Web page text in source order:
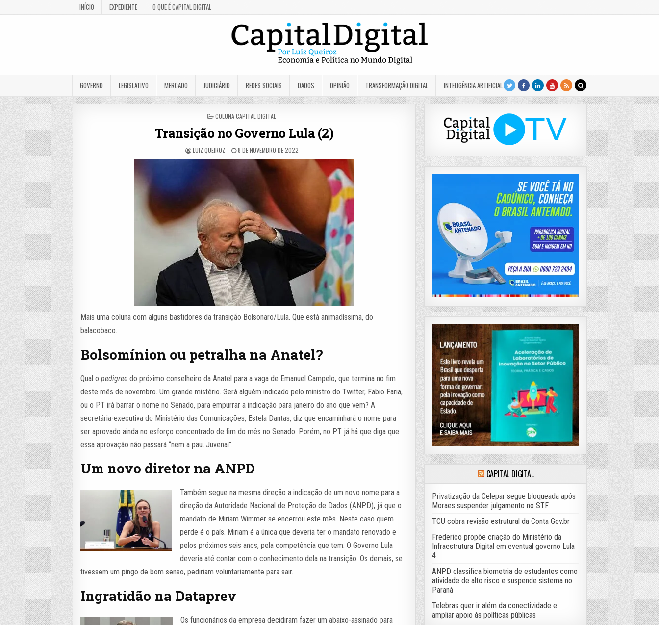
INÍCIO EXPEDIENTE O QUE É CAPITAL DIGITAL
GOVERNO LEGISLATIVO MERCADO JUDICIÁRIO REDES SOCIAIS DADOS OPINIÃO TRANSFORMAÇÃO DIGITAL INTELIGÊNCIA ARTIFICIAL
POSTED
COLUNA CAPITAL DIGITAL
Transição no Governo Lula (2)
LUIZ QUEIROZ 8 DE NOVEMBRO DE 2022
Mais uma coluna com alguns bastidores da transição Bolsonaro/Lula. Que está animadíssima, do
balacobaco.
Bolsomínion ou petralha na Anatel?
Qual opedigree do próximo conselheiro da Anatel para a vaga de Emanuel Campelo, que termina no fim
deste mês de novembro. Um grande mistério. Será alguém indicado pelo ministro do Twitter, Fabio Faria,
ou o PT irá barrar o nome no Senado, para empurrar a indicação para janeiro do ano que vem? A
secretária-executiva do Ministério das Comunicações, Estela Dantas, diz que encaminhará o nome para
ser aprovado ainda no esforço concentrado de fim do mês no Senado. Porém, no PT já há que diga que
essa aprovação não passará “nem a pau, Juvenal”.
Um novo diretor na ANPD
Também segue na mesma direção a indicação de um novo nome para a
direção da Autoridade Nacional de Proteção de Dados (ANPD), já que o
mandato de Miriam Wimmer se encerrou este mês. Neste caso quem
perde é o país. Miriam é a única que deveria ter o mandato renovado e
pelos próximos seis anos, pela competência que tem. O Governo Lula
deveria até contar com o conhecimento dela na transição. Os demais, se
tivessem um pingo de bom senso, pediriam voluntariamente para sair.
Ingratidão na Dataprev
Os funcionários da empresa decidiram fazer um abaixo-assinado para
CAPITAL DIGITAL
Privatização da Celepar segue bloqueada após
Moraes suspender julgamento no STF
TCU cobra revisão estrutural da Conta Gov.br
Frederico propõe criação do Ministério da
Infraestrutura Digital em eventual governo Lula
4
ANPD classifica biometria de estudantes como
atividade de alto risco e suspende sistema no
Paraná
Telebras quer ir além da conectividade e
ampliar apoio às políticas públicas